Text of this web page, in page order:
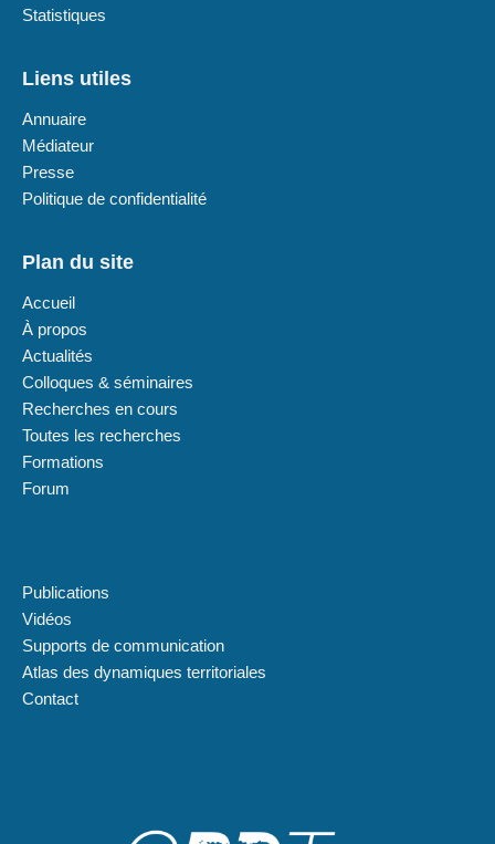
Statistiques
Liens utiles
Annuaire
Médiateur
Presse
Politique de confidentialité
Plan du site
Accueil
À propos
Actualités
Colloques & séminaires
Recherches en cours
Toutes les recherches
Formations
Forum
Publications
Vidéos
Supports de communication
Atlas des dynamiques territoriales
Contact